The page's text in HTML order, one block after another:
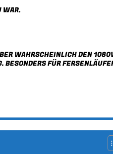
WAR.
WAHRSCHEINLICH DEN
FÜR